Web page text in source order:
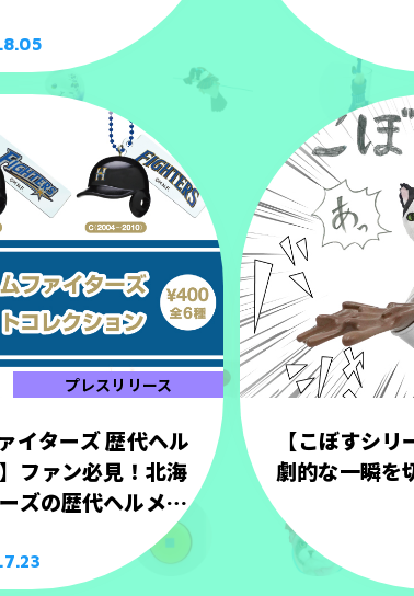
プレスリリース
イターズ 歴代ヘル
ファン必見！北海
ズの歴代ヘルメッ
【こぼすシ
劇的な一瞬を